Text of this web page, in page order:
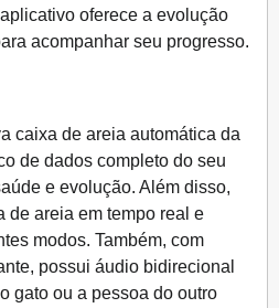
oferece a evolução
acompanhar seu progresso.
caixa de areia automática da
de dados completo do seu
e evolução. Além disso,
de areia em tempo real e
modos. Também, com
, possui áudio bidirecional
gato ou a pessoa do outro